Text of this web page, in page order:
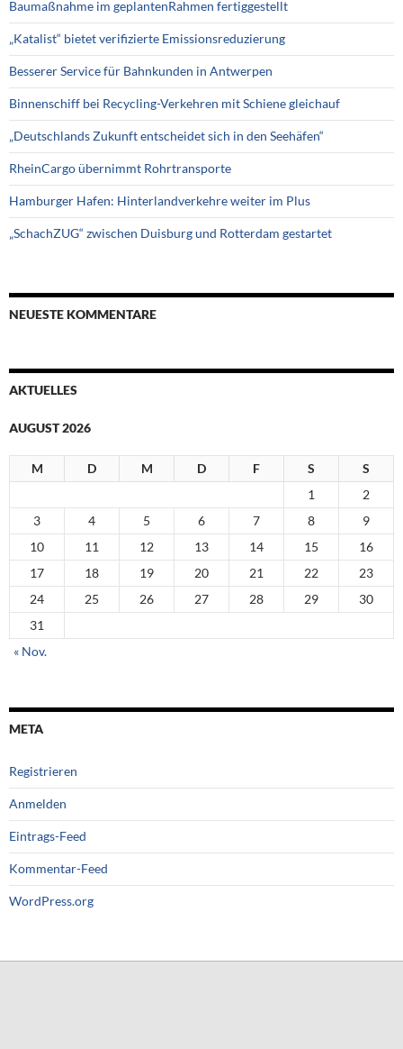
Baumaßnahme im geplantenRahmen fertiggestellt
„Katalist“ bietet verifizierte Emissionsreduzierung
Besserer Service für Bahnkunden in Antwerpen
Binnenschiff bei Recycling-Verkehren mit Schiene gleichauf
„Deutschlands Zukunft entscheidet sich in den Seehäfen“
RheinCargo übernimmt Rohrtransporte
Hamburger Hafen: Hinterlandverkehre weiter im Plus
„SchachZUG“ zwischen Duisburg und Rotterdam gestartet
NEUESTE KOMMENTARE
AKTUELLES
AUGUST 2026
M D M D F S
S
1
2
3
4 5 6 7 8
9
10
11 12 13 14 15
16
17
18 19 20 21 22
23
24
25 26 27 28 29
30
31
« Nov.
META
Registrieren
Anmelden
Eintrags-Feed
Kommentar-Feed
WordPress.org